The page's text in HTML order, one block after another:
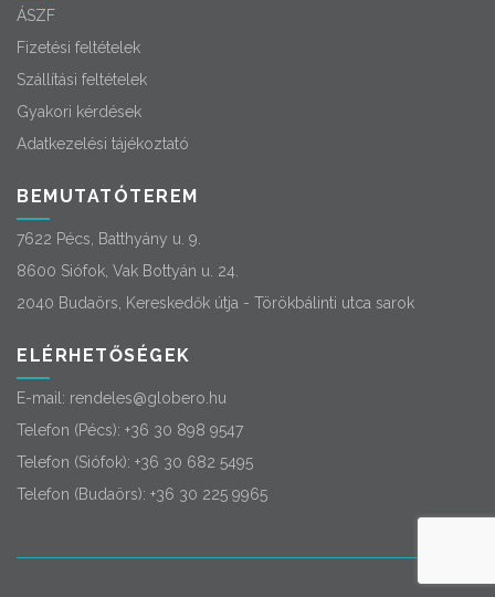
ÁSZF
Fizetési feltételek
Szállítási feltételek
Gyakori kérdések
Adatkezelési tájékoztató
BEMUTATÓTEREM
7622 Pécs, Batthyány u. 9.
8600 Siófok, Vak Bottyán u. 24.
2040 Budaörs, Kereskedők útja - Törökbálinti utca sarok
ELÉRHETŐSÉGEK
E-mail: rendeles@globero.hu
Telefon (Pécs): +36 30 898 9547
Telefon (Siófok): +36 30 682 5495
Telefon (Budaörs): +36 30 225 9965